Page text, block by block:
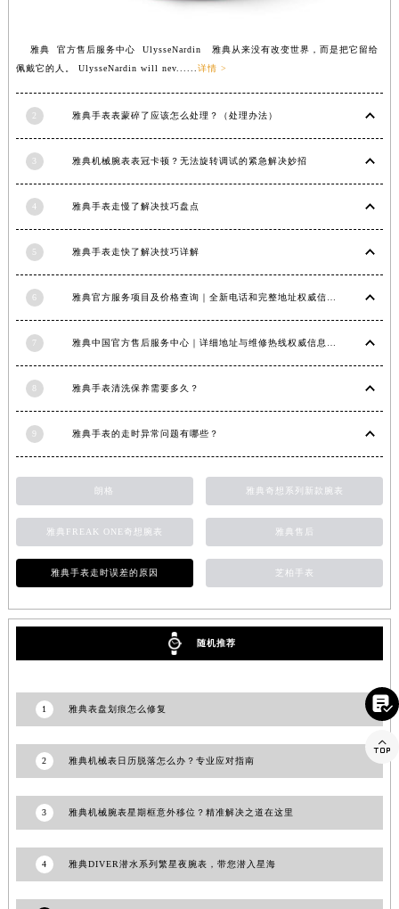
雅典 官方售后服务中心 UlysseNardin 雅典从来没有改变世界，而是把它留给
佩戴它的人。 UlysseNardin will nev...... 详情 >
2 雅典手表表蒙碎了应该怎么处理？（处理办法）
3 雅典机械腕表表冠卡顿？无法旋转调试的紧急解决妙招
4 雅典手表走慢了解决技巧盘点
5 雅典手表走快了解决技巧详解
6
7
8 雅典手表清洗保养需要多久？
9 雅典手表的走时异常问题有哪些？
朗格 雅典奇想系列新款腕表
雅典FREAK ONE奇想腕表 雅典售后
雅典手表走时误差的原因 芝柏手表
随机推荐
1 雅典表盘划痕怎么修复
2 雅典机械表日历脱落怎么办？专业应对指南
3 雅典机械腕表星期框意外移位？精准解决之道在这里
4 雅典DIVER潜水系列繁星夜腕表，带您潜入星海

